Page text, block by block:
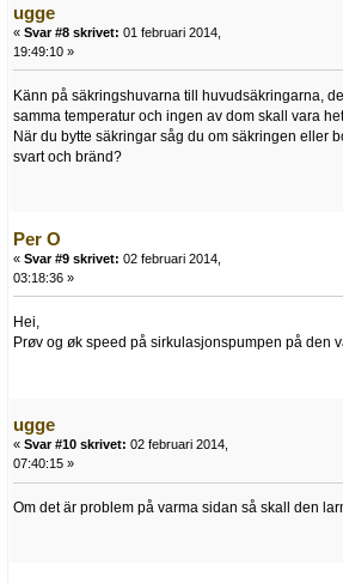
ugge
« Svar #8 skrivet: 01 februari 2014,
19:49:10 »
Känn på säkringshuvarna till huvudsäkringarna,
samma temperatur och ingen av dom skall vara
När du bytte säkringar såg du om säkringen eller
svart och bränd?
Per O
« Svar #9 skrivet: 02 februari 2014,
03:18:36 »
Hei,
Prøv og øk speed på sirkulasjonspumpen på den
ugge
« Svar #10 skrivet: 02 februari 2014,
07:40:15 »
Om det är problem på varma sidan så skall den